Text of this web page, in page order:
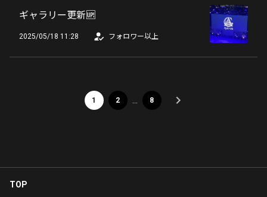
ギャラリー更新🆙
2025/05/18 11:28 フォロワー以上
1 2 8
TOP